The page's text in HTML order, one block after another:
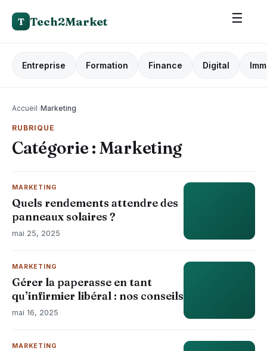
T Tech2Market ☰
Entreprise Formation Finance Digital
Accueil›Marketing
RUBRIQUE
Catégorie : Marketing
MARKETING
Quels rendements attendre des
panneaux solaires ?
mai 25, 2025
MARKETING
Gérer la paperasse en tant
qu’infirmier libéral : nos conseils
mai 16, 2025
MARKETING